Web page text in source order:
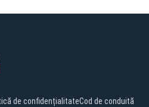
de confidențialitateCod de conduită